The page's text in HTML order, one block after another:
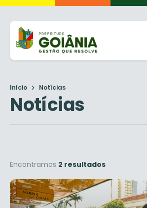
Início Notícias
Notícias
Encontramos 2 resultados